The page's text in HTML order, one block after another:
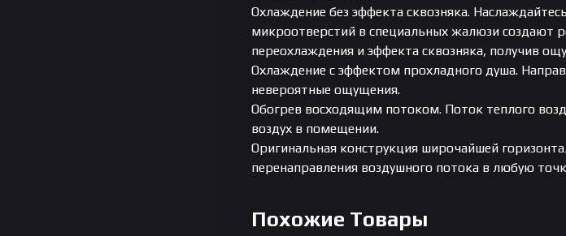
Охлаждение без эффекта сквозняка.
микроотверстий в специальных жалюзи создают
переохлаждения и эффекта сквозняка, получив
Охлаждение с эффектом прохладного душа.
невероятные ощущения.
Обогрев восходящим потоком. Поток теплого
воздух в помещении.
Оригинальная конструкция широчайшей
перенаправления воздушного потока в любую
Похожие Товары